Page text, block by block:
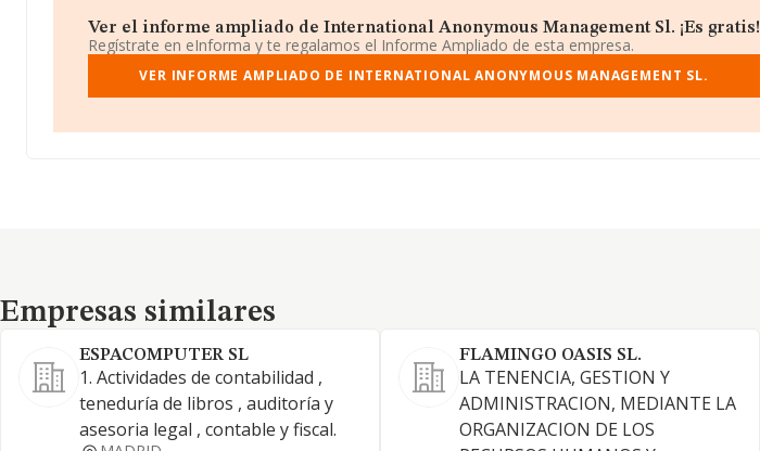
Ver el informe ampliado de International Anonymous Management Sl. ¡Es gratis!
Regístrate en eInforma y te regalamos el Informe Ampliado de esta empresa.
VER INFORME AMPLIADO DE INTERNATIONAL ANONYMOUS MANAGEMENT SL.
Empresas similares
Empresas similares
ESPACOMPUTER SL
1. Actividades de contabilidad ,
teneduría de libros , auditoría y
asesoria legal , contable y fiscal.
FLAMINGO OASIS SL.
LA TENENCIA, GESTION Y
ADMINISTRACION, MEDIANTE LA
ORGANIZACION DE LOS